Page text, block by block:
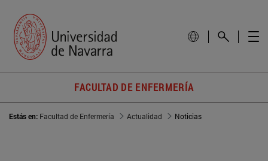
FACULTAD DE ENFERMERÍA
Estás en: Facultad de Enfermería Actualidad Noticias